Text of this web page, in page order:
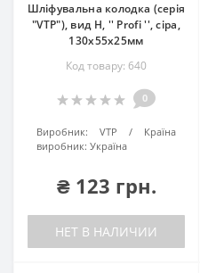
Шліфувальна колодка (серія
"VTP"), вид H, '' Profi '', сіра,
130x55x25мм
Код товару: 640
0
Виробник: VTP
Країна
виробник: Україна
₴ 123 грн.
НЕТ В НАЛИЧИИ